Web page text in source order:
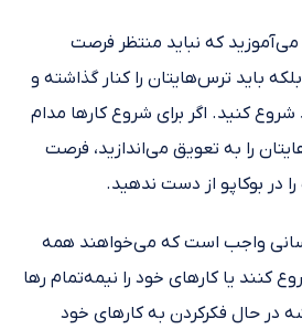
که نباید منتظر فرصت
باید ترس‌هایتان را کنار گذاشته و
کنید. اگر برای شروع کار‌ها مدام
را به تعویق می‌اندازید، فرصت
در بوکاپو از دست ندهید.
واجب است که می‌خواهند همه
کنند یا کار‌های خود را نیمه‌تمام رها
در حال فکرکردن به کار‌های خود